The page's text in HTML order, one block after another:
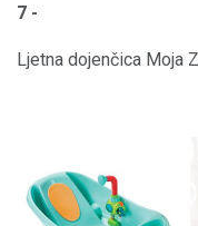
7 -
Ljetna dojenčica Moja